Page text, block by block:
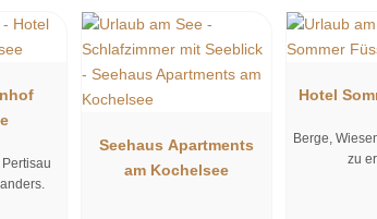
Seehaus Apartments
am Kochelsee
Hotel
Berge,
zu